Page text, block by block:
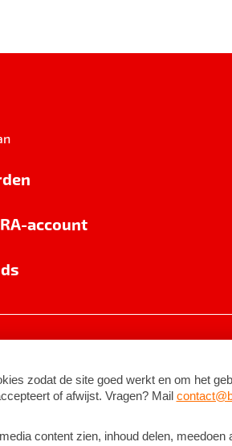
account
2026BNNVARA